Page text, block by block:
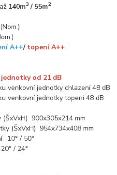
140m3 / 55m2
A++/ topení A++
od 21 dB
venkovní jednotky chlazení 48 dB
venkovní jednotky topení 48 dB
900x305x214 mm
(ŠxVxH) 954x734x408 mm
-10° / 50°
/ 24°